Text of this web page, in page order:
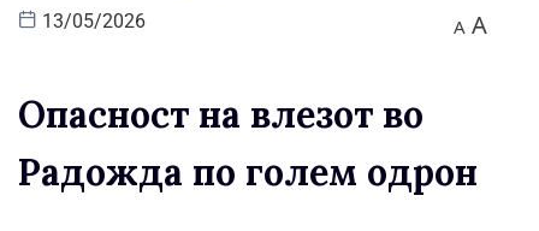
13/05/2026 A A
Опасност на влезот во
Радожда по голем одрон